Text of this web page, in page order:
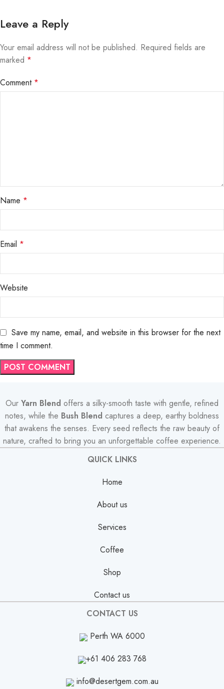
Leave a Reply
Your email address will not be published. Required fields are
marked *
Comment *
Name *
Email *
Website
Save my name, email, and website in this browser for the next
time I comment.
Our Yarn Blend offers a silky-smooth taste with gentle, refined
notes, while the Bush Blend captures a deep, earthy boldness
that awakens the senses. Every seed reflects the raw beauty of
nature, crafted to bring you an unforgettable coffee experience.
QUICK LINKS
Home
About us
Services
Coffee
Shop
Contact us
CONTACT US
Perth WA 6000
+61 406 283 768
info@desertgem.com.au